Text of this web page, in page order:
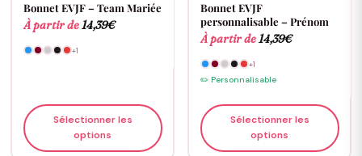
Bonnet EVJF – Team Mariée
À partir de 14,39€
+1
Sélectionner les
options
Bonnet EVJF
personnalisable – Prénom
À partir de 14,39€
+1
✏️ Personnalisable
Sélectionner les
options